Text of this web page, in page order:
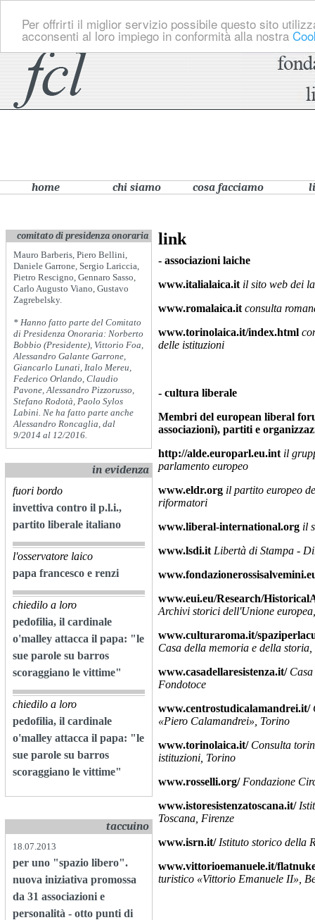
Per offrirti il miglior servizio possibile questo sito
acconsenti al loro impiego in conformità alla nostra
home chi siamo cosa facciamo
comitato di presidenza onoraria
Mauro Barberis, Piero Bellini,
Daniele Garrone, Sergio Lariccia,
Pietro Rescigno, Gennaro Sasso,
Carlo Augusto Viano, Gustavo
Zagrebelsky.
* Hanno fatto parte del Comitato
di Presidenza Onoraria: Norberto
Bobbio (Presidente), Vittorio Foa,
Alessandro Galante Garrone,
Giancarlo Lunati, Italo Mereu,
Federico Orlando, Claudio
Pavone, Alessandro Pizzorusso,
Stefano Rodotà, Paolo Sylos
Labini. Ne ha fatto parte anche
Alessandro Roncaglia, dal
9/2014 al 12/2016.
in evidenza
fuori bordo
invettiva contro il p.l.i.,
partito liberale italiano
l'osservatore laico
papa francesco e renzi
chiedilo a loro
pedofilia, il cardinale
o'malley attacca il papa: "le
sue parole su barros
scoraggiano le vittime"
chiedilo a loro
pedofilia, il cardinale
o'malley attacca il papa: "le
sue parole su barros
scoraggiano le vittime"
taccuino
18.07.2013
per uno "spazio libero".
nuova iniziativa promossa
da 31 associazioni e
personalità - otto punti di
link
- associazioni laiche
www.italialaica.it il sito web dei
www.romalaica.it consulta
www.torinolaica.it/index.html
delle istituzioni
- cultura liberale
Membri del european liberal
associazioni), partiti e
http://alde.europarl.eu.int il
parlamento europeo
www.eldr.org il partito europeo
riformatori
www.liberal-international.org il
www.lsdi.it Libertà di Stampa -
www.eui.eu/Research/
Archivi storici dell'Unione
www.culturaroma.it/
Casa della memoria e della storia,
www.casadellaresistenza.it/
Fondotoce
www.centrostudicalamandrei.it/
«Piero Calamandrei», Torino
www.torinolaica.it/ Consulta
istituzioni, Torino
www.rosselli.org/ Fondazione
www.istoresistenzatoscana.it/
Toscana, Firenze
www.isrn.it/ Istituto storico della
www.vittorioemanuele.it/
turistico «Vittorio Emanuele II»,